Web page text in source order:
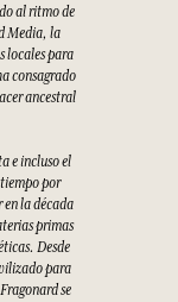
al ritmo de
Media, la
locales para
consagrado
ancestral
e incluso el
por
en la década
primas
Desde
para
se